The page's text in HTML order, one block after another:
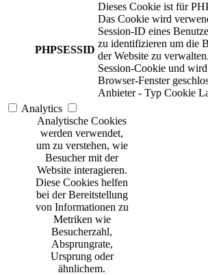
PHPSESSID
Dieses Cookie ist für
Das Cookie wird
Session-ID eines
zu identifizieren um die
der Website zu
Session-Cookie und
Browser-Fenster
Anbieter - Typ Cookie
Analytics
Analytische Cookies
werden verwendet,
um zu verstehen, wie
Besucher mit der
Website interagieren.
Diese Cookies helfen
bei der Bereitstellung
von Informationen zu
Metriken wie
Besucherzahl,
Absprungrate,
Ursprung oder
ähnlichem.